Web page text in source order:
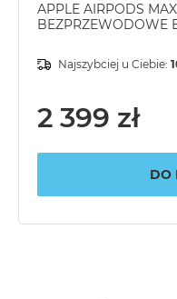
APPLE AIRPODS
BEZPRZEWODOWE
Najszybciej u Ciebie:
2 399 zł
DO